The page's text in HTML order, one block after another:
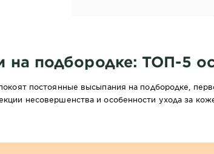
подбородке: ТОП-5
постоянные высыпания на подбородке,
несовершенства и особенности ухода за